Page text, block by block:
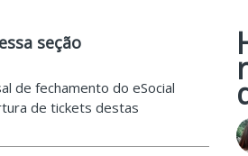
seção
de fechamento do eSocial
de tickets destas